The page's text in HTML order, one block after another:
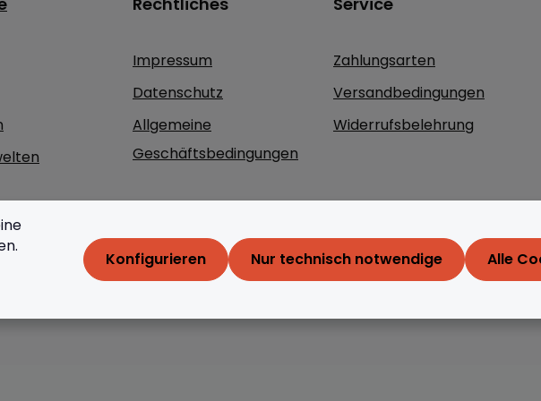
Impressum
Datenschutz
Allgemeine
Geschäftsbedingungen
Zahlungsarten
Versandbedingungen
Widerrufsbelehrung
Nur technisch notwendige
Konfigurieren Alle